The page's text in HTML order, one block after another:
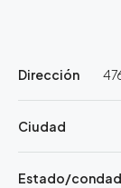
Dirección
Ciudad
Estado/